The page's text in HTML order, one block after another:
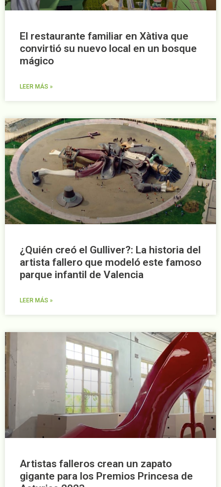
El restaurante familiar en Xàtiva que
convirtió su nuevo local en un bosque
mágico
LEER MÁS »
¿Quién creó el Gulliver?: La historia del
artista fallero que modeló este famoso
parque infantil de Valencia
LEER MÁS »
Artistas falleros crean un zapato
gigante para los Premios Princesa de